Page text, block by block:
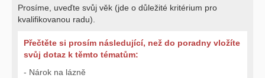
Prosíme, uveďte svůj věk (jde o důležité kritérium pro
kvalifikovanou radu).
Přečtěte si prosím následující, než do poradny vložíte
svůj dotaz k těmto tématům:
- Nárok na lázně